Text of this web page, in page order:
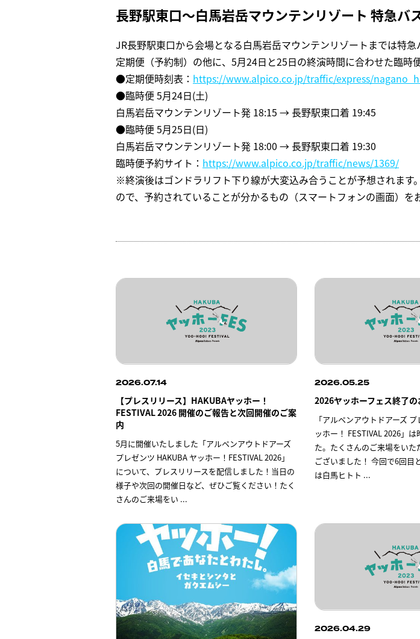
長野駅東口～白馬岩岳マウンテンリゾート 特急バ
JR長野駅東口から会場となる白馬岩岳マウンテンリゾートまでは特急
定期便（予約制）の他に、5月24日と25日の終演時間に合わせた臨時
●定期便時刻表： https://www.alpico.co.jp/traffic/express/
●臨時便 5月24日(土)
白馬岩岳マウンテンリゾート発 18:15 → 長野駅東口着 19:45
●臨時便 5月25日(日)
白馬岩岳マウンテンリゾート発 18:00 → 長野駅東口着 19:30
臨時便予約サイト： https://www.alpico.co.jp/traffic/news/1369/
※終演後はゴンドラリフト下り線が大変込み合うことが予想されま
ので、予約されていることが分かるもの（スマートフォンの画面）を
2026.07.14
【プレスリリース】HAKUBAヤッホー！
FESTIVAL 2026 開催のご報告と次回開催のご案
内
5月に開催いたしました「アルペンアウトドアーズ
プレゼンツ HAKUBA ヤッホー！FESTIVAL 2026」
について、プレスリリースを配信しました！当日の
様子や次回の開催日など、ぜひご覧ください！たく
さんのご来場をい ...
2026.05.25
2026ヤッホーフェス終了の
「アルペンアウトドアーズ
ッホー！ FESTIVAL 2026」
た。たくさんのご来場をいた
ございました！ 今回で6回目
は白馬ヒトト ...
2026.04.29